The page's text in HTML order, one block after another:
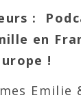
:
en
!
Emilie